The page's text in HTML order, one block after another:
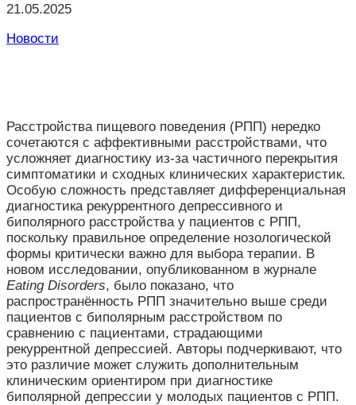
21.05.2025
Новости
Расстройства пищевого поведения (РПП) нередко
сочетаются с аффективными расстройствами, что
усложняет диагностику из-за частичного перекрытия
симптоматики и сходных клинических характеристик.
Особую сложность представляет дифференциальная
диагностика рекуррентного депрессивного и
биполярного расстройства у пациентов с РПП,
поскольку правильное определение нозологической
формы критически важно для выбора терапии. В
новом исследовании, опубликованном в журнале
Eating Disorders, было показано, что
распространённость РПП значительно выше среди
пациентов с биполярным расстройством по
сравнению с пациентами, страдающими
рекуррентной депрессией. Авторы подчеркивают, что
это различие может служить дополнительным
клиническим ориентиром при диагностике
биполярной депрессии у молодых пациентов с РПП.